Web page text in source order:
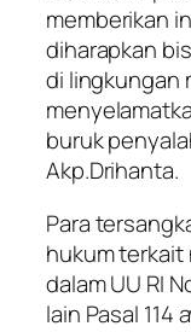
memberikan
diharapkan
di lingkungan
buruk
Akp.Drihanta.
Para
hukum terkait
dalam UU RI
lain Pasal 114